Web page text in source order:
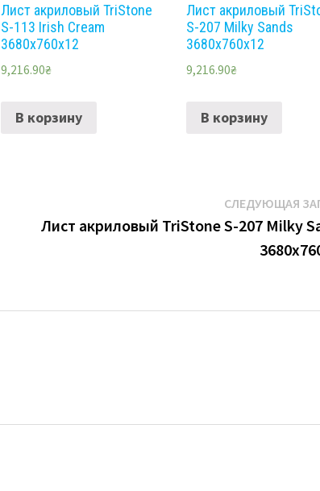
Лист акриловый TriStone
S-113 Irish Cream
3680х760х12
9,216.90₴
В корзину
Лист акриловый
S-207 Milky Sands
3680х760х12
9,216.90₴
В корзину
СЛЕДУЮЩАЯ
Лист акриловый TriStone S-207 Milky